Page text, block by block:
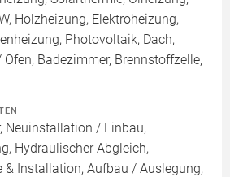
Holzheizung, Elektroheizung,
Photovoltaik, Dach,
Badezimmer, Brennstoffzelle,
Neuinstallation / Einbau,
Hydraulischer Abgleich,
& Installation, Aufbau / Auslegung,